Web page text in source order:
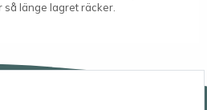
länge lagret räcker.